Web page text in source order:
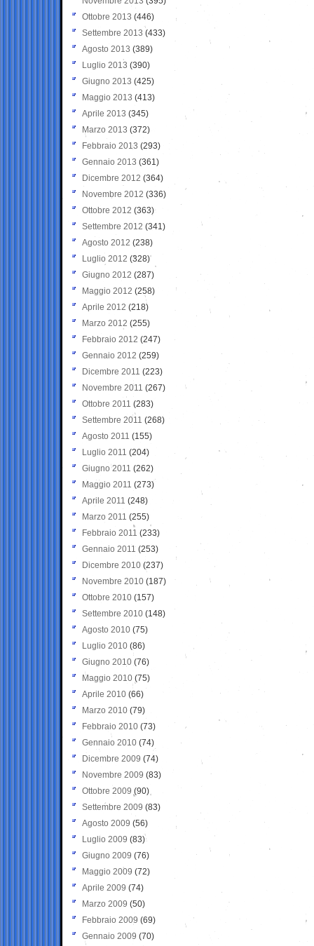
Ottobre 2013 (446)
Settembre 2013 (433)
Agosto 2013 (389)
Luglio 2013 (390)
Giugno 2013 (425)
Maggio 2013 (413)
Aprile 2013 (345)
Marzo 2013 (372)
Febbraio 2013 (293)
Gennaio 2013 (361)
Dicembre 2012 (364)
Novembre 2012 (336)
Ottobre 2012 (363)
Settembre 2012 (341)
Agosto 2012 (238)
Luglio 2012 (328)
Giugno 2012 (287)
Maggio 2012 (258)
Aprile 2012 (218)
Marzo 2012 (255)
Febbraio 2012 (247)
Gennaio 2012 (259)
Dicembre 2011 (223)
Novembre 2011 (267)
Ottobre 2011 (283)
Settembre 2011 (268)
Agosto 2011 (155)
Luglio 2011 (204)
Giugno 2011 (262)
Maggio 2011 (273)
Aprile 2011 (248)
Marzo 2011 (255)
Febbraio 2011 (233)
Gennaio 2011 (253)
Dicembre 2010 (237)
Novembre 2010 (187)
Ottobre 2010 (157)
Settembre 2010 (148)
Agosto 2010 (75)
Luglio 2010 (86)
Giugno 2010 (76)
Maggio 2010 (75)
Aprile 2010 (66)
Marzo 2010 (79)
Febbraio 2010 (73)
Gennaio 2010 (74)
Dicembre 2009 (74)
Novembre 2009 (83)
Ottobre 2009 (90)
Settembre 2009 (83)
Agosto 2009 (56)
Luglio 2009 (83)
Giugno 2009 (76)
Maggio 2009 (72)
Aprile 2009 (74)
Marzo 2009 (50)
Febbraio 2009 (69)
Gennaio 2009 (70)